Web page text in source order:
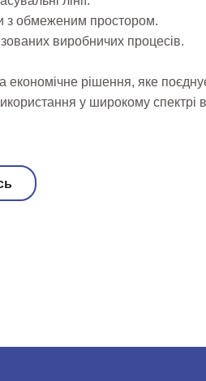
з обмеженим простором.
виробничих процесів.
рішення, яке поєднує
у широкому спектрі